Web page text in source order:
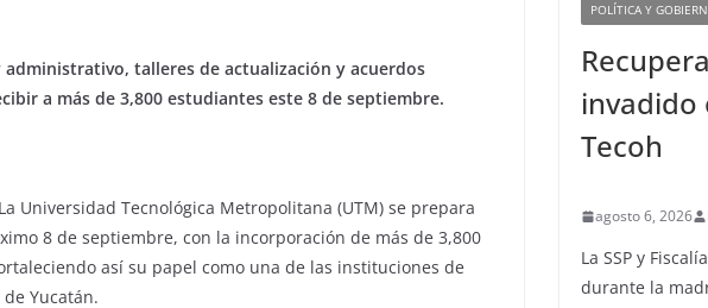
talleres de actualización y acuerdos
a más de 3,800 estudiantes este 8 de septiembre.
Universidad Tecnológica Metropolitana (UTM) se prepara
8 de septiembre, con la incorporación de más de 3,800
así su papel como una de las instituciones de
Yucatán.
POLÍTICA Y
invadido
Tecoh
agosto 6, 2026
La SSP y
durante la